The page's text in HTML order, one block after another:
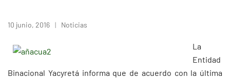
10 junio, 2016 Noticias
La
Entidad
Binacional Yacyretá informa que de acuerdo con la última